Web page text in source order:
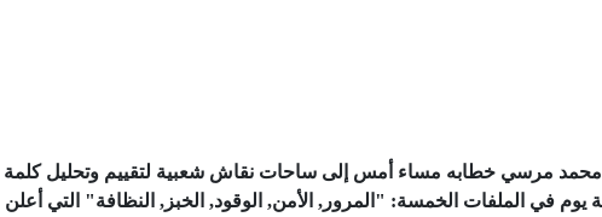
محمد مرسي خطابه مساء أمس إلى ساحات نقاش شعبية لتقييم وتحليل كلمة
في الملفات الخمسة: "المرور, الأمن, الوقود, الخبز, النظافة" التي أعلن